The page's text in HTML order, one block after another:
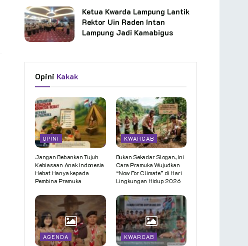
Ketua Kwarda Lampung Lantik
Rektor Uin Raden Intan
Lampung Jadi Kamabigus
Opini Kakak
OPINI
Jangan Bebankan Tujuh
Kebiasaan Anak Indonesia
Hebat Hanya kepada
Pembina Pramuka
KWARCAB
Bukan Sekadar Slogan, Ini
Cara Pramuka Wujudkan
“Now For Climate” di Hari
Lingkungan Hidup 2026
AGENDA KWARCAB